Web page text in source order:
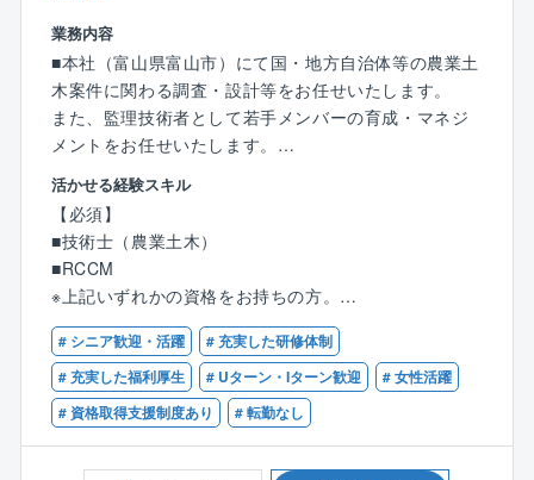
ギー事業（IPP）を行っています。
海外（主にインドネシア）も含めたエネルギー事業に
おいて得られた利益を国内における建設事業に転嫁す
ることで、採算だけではない社会課題に対するアプロ
ーチや研究に対しチャレンジできることが当グループ
業務内容
■本社（富山県富山市）にて国・地方自治体等の農業土
木案件に関わる調査・設計等をお任せいたします。
また、監理技術者として若手メンバーの育成・マネジ
メントをお任せいたします。
【具体的には】
農業基盤整備の計画設計、特に排水施設の計画立案や
水路構造物の詳細設計業務 等
■就業環境について
現在の全社の残業時間平均は35時間です。同社ではこ
れまで外部コンサルの力も借りながら、残業時間の削
減に取り組んで参りました。
［1］生産性をあげること［2］クオリティをあげるこ
と［3］社員の成長実感を持つことの3点を重要視し、
社員全員で取り組むことで、大幅な残業削減に繋げら
活かせる経験スキル
【必須】
■技術士（農業土木）
■RCCM
※上記いずれかの資格をお持ちの方。
■監理技術者としての実務経験
【歓迎】
■メンバーのマネジメント経験
# シニア歓迎・活躍
# 充実した研修体制
# 充実した福利厚生
# Uターン・Iターン歓迎
# 女性活躍
# 資格取得支援制度あり
# 転勤なし